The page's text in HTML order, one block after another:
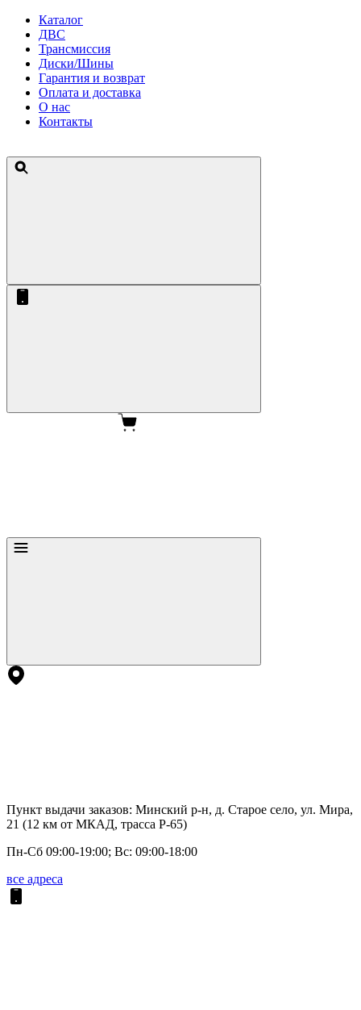
Каталог
ДВС
Трансмиссия
Диски/Шины
Гарантия и возврат
Оплата и доставка
О нас
Контакты
Пункт выдачи заказов: Минский р-н, д. Старое село, ул. Мира,
21 (12 км от МКАД, трасса P-65)
Пн-Сб 09:00-19:00; Вс: 09:00-18:00
все адреса